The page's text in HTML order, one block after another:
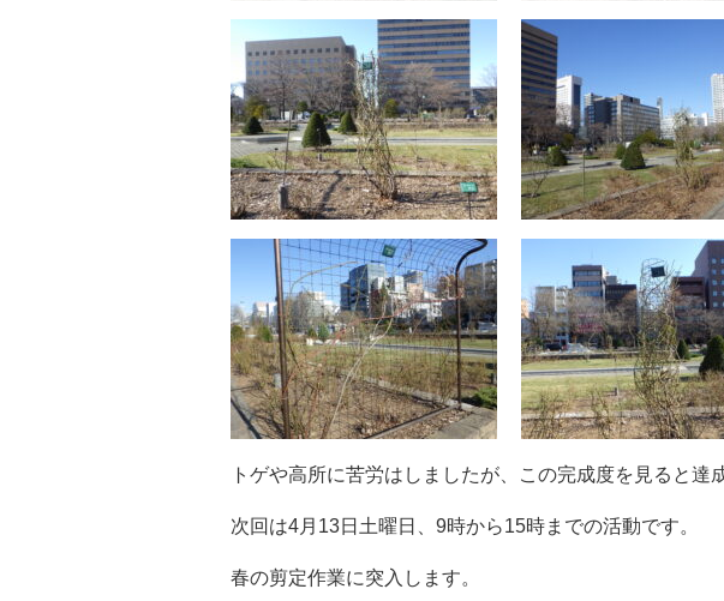
トゲや高所に苦労はしましたが、この完成度を見ると達
次回は4月13日土曜日、9時から15時までの活動です。
春の剪定作業に突入します。